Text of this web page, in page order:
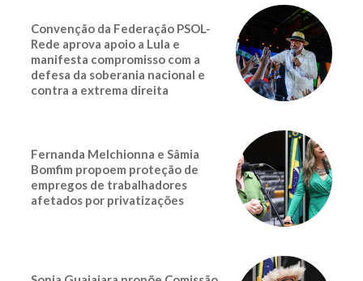
Convenção da Federação PSOL-
Rede aprova apoio a Lula e
manifesta compromisso com a
defesa da soberania nacional e
contra a extrema direita
Fernanda Melchionna e Sâmia
Bomfim propoem proteção de
empregos de trabalhadores
afetados por privatizações